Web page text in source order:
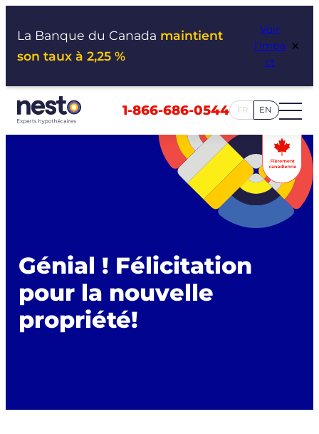
La Banque du Canada maintient
son taux à 2,25 %
Voir
l’impa
ct
×
1-866-686-0544 FR EN
Génial ! Félicitation
pour la nouvelle
propriété!